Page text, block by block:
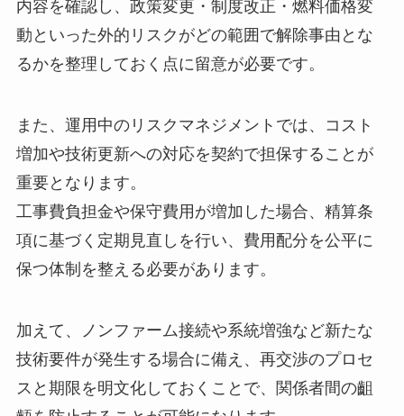
内容を確認し、政策変更・制度改正・燃料価格変
動といった外的リスクがどの範囲で解除事由とな
るかを整理しておく点に留意が必要です。
また、運用中のリスクマネジメントでは、コスト
増加や技術更新への対応を契約で担保することが
重要となります。
工事費負担金や保守費用が増加した場合、精算条
項に基づく定期見直しを行い、費用配分を公平に
保つ体制を整える必要があります。
加えて、ノンファーム接続や系統増強など新たな
技術要件が発生する場合に備え、再交渉のプロセ
スと期限を明文化しておくことで、関係者間の齟